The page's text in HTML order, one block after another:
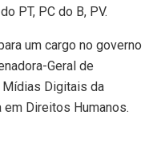
PT, PC do B, PV.
um cargo no governo
Geral de
Mídias Digitais da
Direitos Humanos.